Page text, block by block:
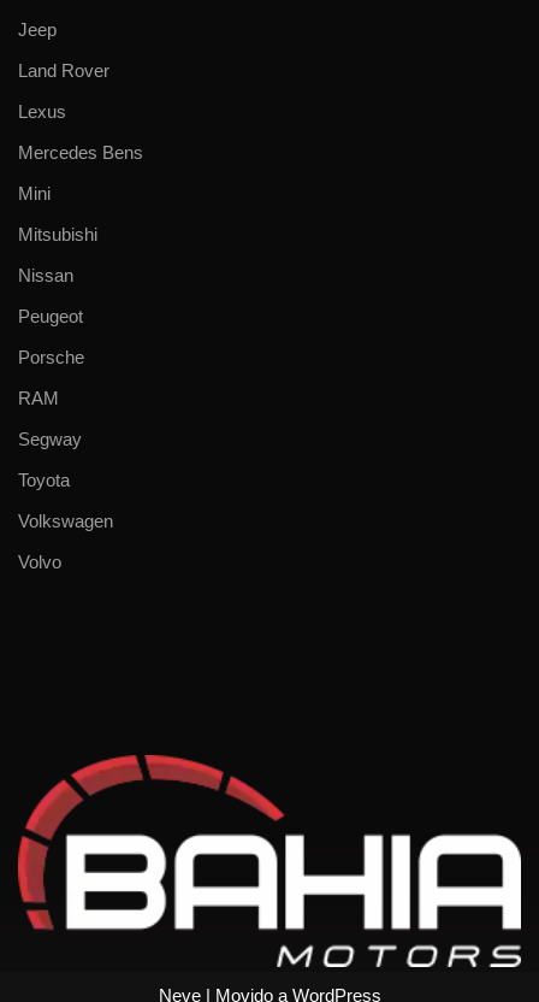
Jeep
Land Rover
Lexus
Mercedes Bens
Mini
Mitsubishi
Nissan
Peugeot
Porsche
RAM
Segway
Toyota
Volkswagen
Volvo
Neve| Movido a WordPress